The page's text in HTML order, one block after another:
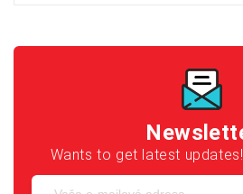
Wants to get latest